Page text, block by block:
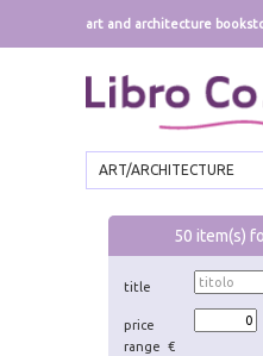
art and architecture
ART/ARCHITECTURE
50 item(s)
title
price
range €